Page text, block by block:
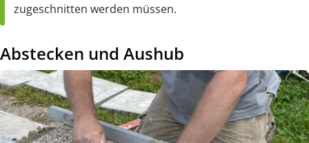
zugeschnitten werden müssen.
Abstecken und Aushub